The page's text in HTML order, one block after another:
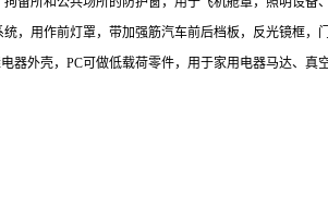
，用作前灯罩，带加强筋汽车前后档板，反光镜框，
器外壳，PC可做低载荷零件，用于家用电器马达、真